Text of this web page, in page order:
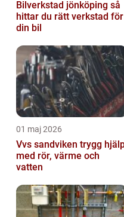
Bilverkstad jönköping så
hittar du rätt verkstad för
din bil
01 maj 2026
Vvs sandviken trygg hjälp
med rör, värme och
vatten